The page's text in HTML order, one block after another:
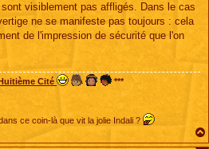
visiblement pas affligés. Dans le cas
ne se manifeste pas toujours : cela
de l'impression de sécurité que l'on
Cité
***
ce coin-là que vit la jolie Indali ?